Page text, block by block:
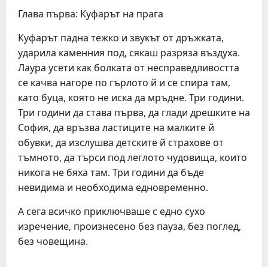
Глава първа: Куфарът на прага
Куфарът падна тежко и звукът от дръжката,
ударила каменния под, сякаш разряза въздуха.
Лаура усети как болката от несправедливостта
се качва нагоре по гърлото й и се спира там,
като буца, която не иска да мръдне. Три години.
Три години да става първа, да глади дрешките на
София, да връзва ластиците на малките й
обувки, да изслушва детските й страхове от
тъмното, да търси под леглото чудовища, които
никога не бяха там. Три години да бъде
невидима и необходима едновременно.
А сега всичко приключваше с едно сухо
изречение, произнесено без пауза, без поглед,
без човещина.